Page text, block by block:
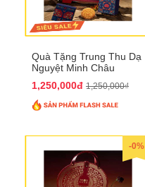
Quà Tặng Trung Thu Dạ
Nguyệt Minh Châu
1,250,000đ 1,250,000₫
-0%